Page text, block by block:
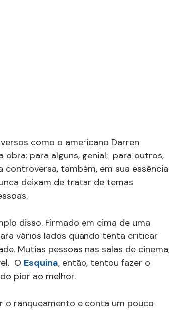
como o americano Darren
para alguns, genial;  para outros,
controversa, também, em sua essência
deixam de tratar de temas
disso. Firmado em cima de uma
vários lados quando tenta criticar
Mutias pessoas nas salas de cinema,
O Esquina, então, tentou fazer o
pior ao melhor.
o ranqueamento e conta um pouco